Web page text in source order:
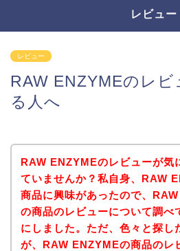
レビュー
レビュー
RAW ENZYMEのレ
る人へ
RAW ENZYMEのレビューが気
ていませんか？私自身、RAW
商品に興味があったので、
の商品のレビューについて調べ
にしました。ただ、色々と探し
が、RAW ENZYMEの商品のレ